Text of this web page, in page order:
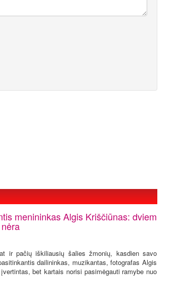
menininkas Algis Kriščiūnas: dviem
ir pačių iškiliausių šalies žmonių, kasdien savo
dailininkas, muzikantas, fotografas Algis
bet kartais norisi pasimėgauti ramybe nuo